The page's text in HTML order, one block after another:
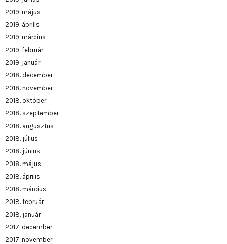
2019. május
2019. április
2019. március
2019. február
2019. január
2018. december
2018. november
2018. október
2018. szeptember
2018. augusztus
2018. július
2018. június
2018. május
2018. április
2018. március
2018. február
2018. január
2017. december
2017. november